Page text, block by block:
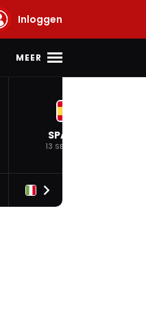
Inloggen
MEER
SPANJE
13 SEP. 2026